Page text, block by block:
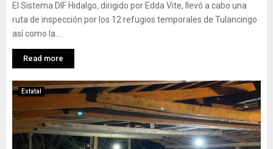
El Sistema DIF Hidalgo, dirigido por Edda Vite, llevó a cabo una
ruta de inspección por los 12 refugios temporales de Tulancingo
así como la...
Read more
Estatal